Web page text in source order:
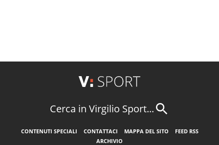
Cerca in Virgilio Sport...
CONTENUTI SPECIALI CONTATTACI MAPPA DEL SITO
FEED RSS
ARCHIVIO